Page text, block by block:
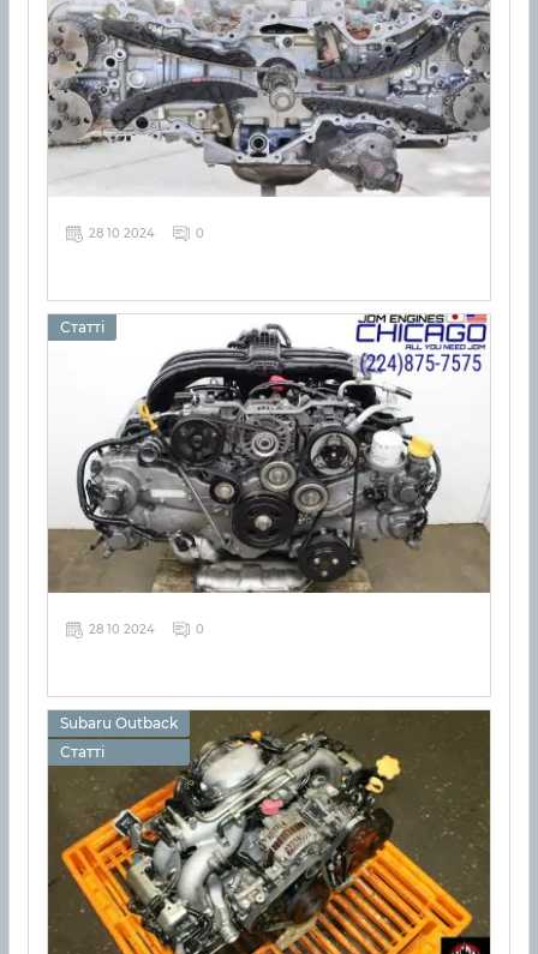
28 10 2024 0
Статті
28 10 2024 0
Subaru Outback
Статті